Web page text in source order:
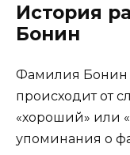
История
Бонин
Фамилия Бонин
происходит от
«хороший» или
упоминания о